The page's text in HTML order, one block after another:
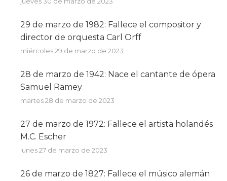
29 de marzo de 1982: Fallece el compositor y
director de orquesta Carl Orff
miércoles 29 de marzo de 2023
28 de marzo de 1942: Nace el cantante de ópera
Samuel Ramey
martes 28 de marzo de 2023
27 de marzo de 1972: Fallece el artista holandés
M.C. Escher
lunes 27 de marzo de 2023
26 de marzo de 1827: Fallece el músico alemán